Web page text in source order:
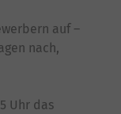
auf –
nach,
Uhr das